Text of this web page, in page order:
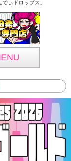
ぃドロップス」